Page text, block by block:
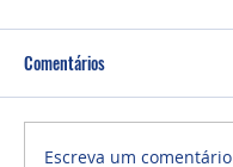
Comentários
Escreva um comentário